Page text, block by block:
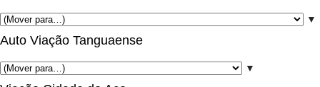
▼
Auto Viação Tanguaense
▼